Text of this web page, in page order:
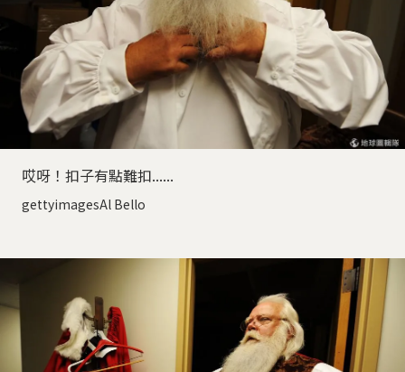
哎呀！扣子有點難扣......
gettyimagesAl Bello